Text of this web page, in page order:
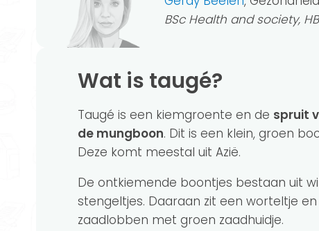
BSc Health and society,
Wat is taugé?
Taugé is een kiemgroente en de spruit
de mungboon. Dit is een klein, groen
Deze komt meestal uit Azië.
De ontkiemende boontjes bestaan uit
stengeltjes. Daaraan zit een worteltje
zaadlobben met groen zaadhuidje.